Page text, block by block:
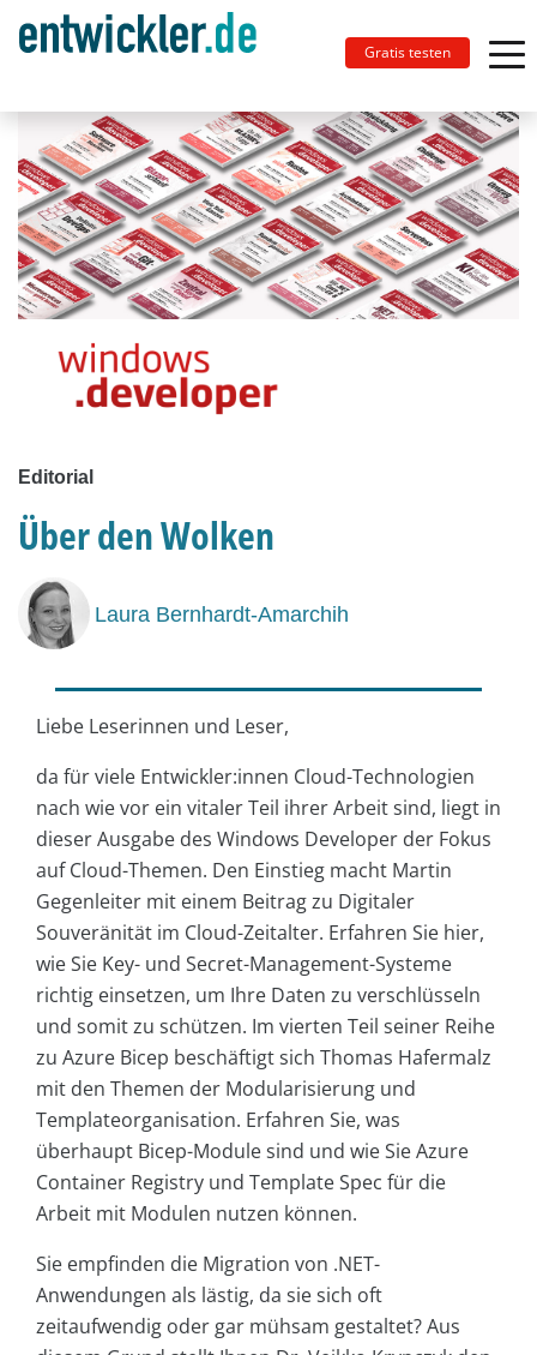
Gratis testen
Editorial
Über den Wolken
Laura Bernhardt-Amarchih
Liebe Leserinnen und Leser,
da für viele Entwickler:innen Cloud-Technologien
nach wie vor ein vitaler Teil ihrer Arbeit sind, liegt in
dieser Ausgabe des Windows Developer der Fokus
auf Cloud-Themen. Den Einstieg macht Martin
Gegenleiter mit einem Beitrag zu Digitaler
Souveränität im Cloud-Zeitalter. Erfahren Sie hier,
wie Sie Key- und Secret-Management-Systeme
richtig einsetzen, um Ihre Daten zu verschlüsseln
und somit zu schützen. Im vierten Teil seiner Reihe
zu Azure Bicep beschäftigt sich Thomas Hafermalz
mit den Themen der Modularisierung und
Templateorganisation. Erfahren Sie, was
überhaupt Bicep-Module sind und wie Sie Azure
Container Registry und Template Spec für die
Arbeit mit Modulen nutzen können.
Sie empfinden die Migration von .NET-
Anwendungen als lästig, da sie sich oft
zeitaufwendig oder gar mühsam gestaltet? Aus